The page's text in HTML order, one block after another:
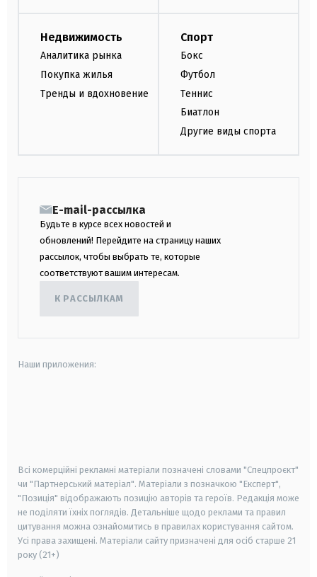
Недвижимость
Аналитика рынка
Покупка жилья
Тренды и вдохновение
Спорт
Бокс
Футбол
Теннис
Биатлон
Другие виды спорта
E-mail-рассылка
Будьте в курсе всех новостей и
обновлений! Перейдите на страницу наших
рассылок, чтобы выбрать те, которые
соответствуют вашим интересам.
К РАССЫЛКАМ
Наши приложения:
Всі комерційні рекламні матеріали позначені словами "Спецпроєкт"
чи "Партнерський матеріал". Матеріали з позначкою "Експерт",
"Позиція" відображають позицію авторів та героїв. Редакція може
не поділяти їхніх поглядів. Детальніше щодо реклами та правил
цитування можна ознайомитись в правилах користування сайтом.
Усі права захищені. Матеріали сайту призначені для осіб старше 21
року (21+)